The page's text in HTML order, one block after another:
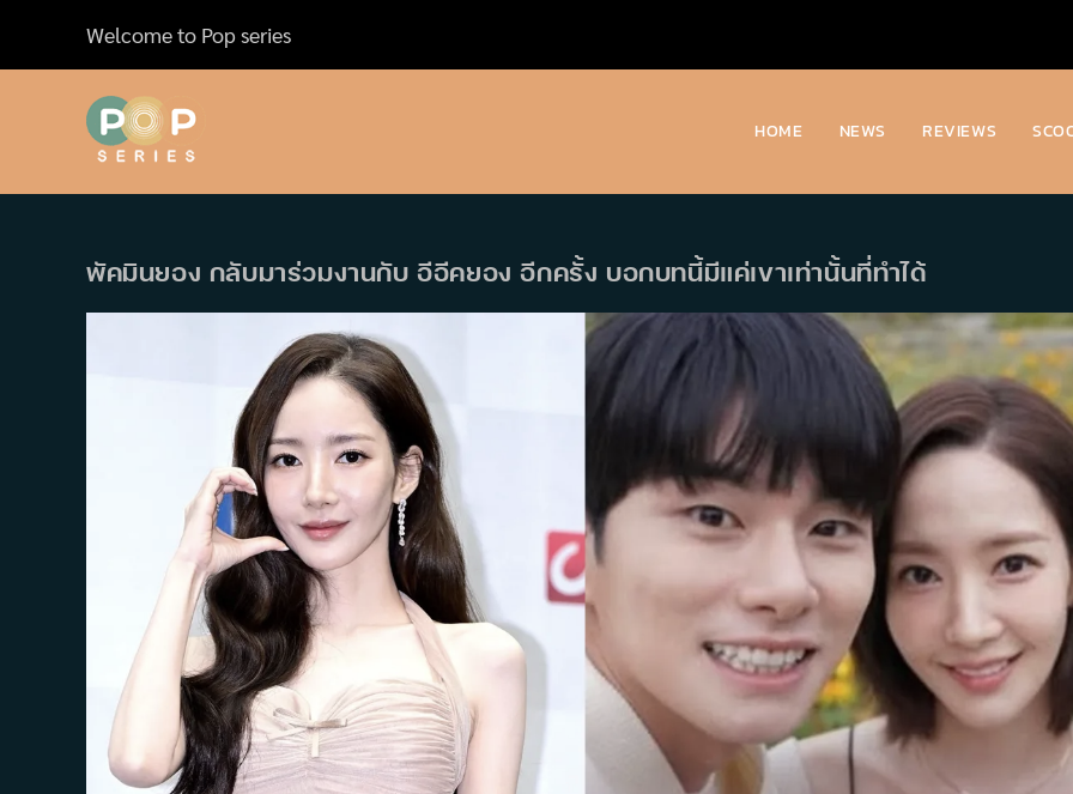
content
Welcome to Pop series
HOME NEWS REVIEWS
พัคมินยอง กลับมาร่วมงานกับ อีอีคยอง อีกครั้ง บอกบทนี้มีแค่เขาเท่านั้นที่ทำได้